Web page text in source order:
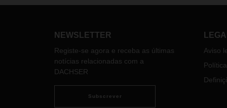
NEWSLETTER
Registe-se agora e receba as últimas
notícias relacionadas com a
DACHSER
Subscrever
Aviso